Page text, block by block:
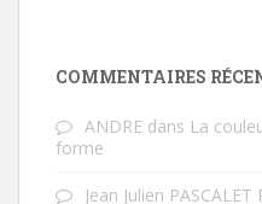
COMMENTAIRES
ANDRE dans La
forme
Jean Julien PASCALET